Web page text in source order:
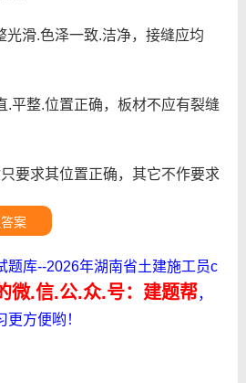
光滑.色泽一致.洁净，接缝应均
.平整.位置正确，板材不应有裂缝
要求其位置正确，其它不作要求
案
题库--2026年湖南省土建施工员c
微.信.公.众.号：建题帮，
方便哟！